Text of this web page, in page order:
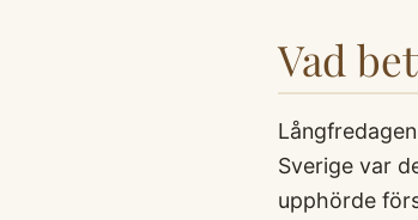
Vad
Sverige var
upphörde